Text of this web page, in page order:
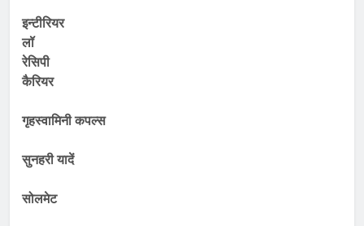
इन्टीरियर
लॉ
रेसिपी
कैरियर
गृहस्वामिनी कपल्स
सुनहरी यादें
सोलमेट